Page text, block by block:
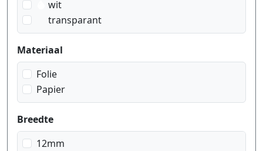
wit
transparant
Materiaal
Folie
Papier
Breedte
12mm